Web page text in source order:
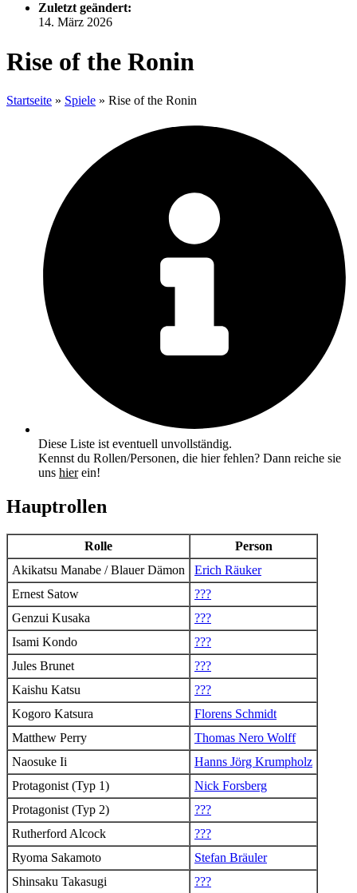
Zuletzt geändert:
14. März 2026
Rise of the Ronin
Startseite » Spiele » Rise of the Ronin
Diese Liste ist eventuell unvollständig.
Kennst du Rollen/Personen, die hier fehlen? Dann reiche sie
uns hierein!
Hauptrollen
Rolle
Person
Akikatsu Manabe / Blauer Dämon
Erich Räuker
Ernest Satow
???
Genzui Kusaka
???
Isami Kondo
???
Jules Brunet
???
Kaishu Katsu
???
Kogoro Katsura
Florens Schmidt
Matthew Perry
Thomas Nero Wolff
Naosuke Ii
Hanns Jörg Krumpholz
Protagonist (Typ 1)
Nick Forsberg
Protagonist (Typ 2)
???
Rutherford Alcock
???
Ryoma Sakamoto
Stefan Bräuler
Shinsaku Takasugi
???